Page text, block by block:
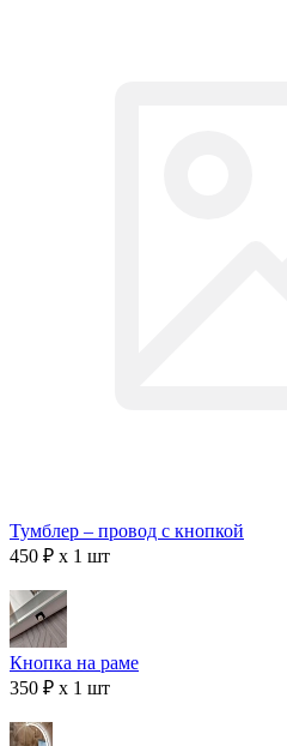
Тумблер – провод с кнопкой
450 ₽ x 1 шт
Кнопка на раме
350 ₽ x 1 шт